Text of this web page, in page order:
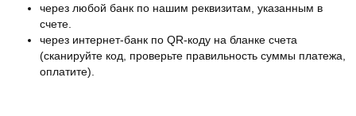
через любой банк по нашим реквизитам, указанным в
счете.
через интернет-банк по QR-коду на бланке счета
(сканируйте код, проверьте правильность суммы платежа,
оплатите).